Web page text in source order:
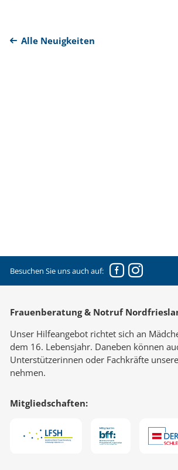
Alle Neuigkeiten
Besuchen Sie uns auch auf: FacebookInstagram
Frauenberatung & Notruf
Unser Hilfeangebot richtet sich an
dem 16. Lebensjahr. Daneben können
Unterstützerinnen oder Fachkräfte
nehmen.
Mitgliedschaften: